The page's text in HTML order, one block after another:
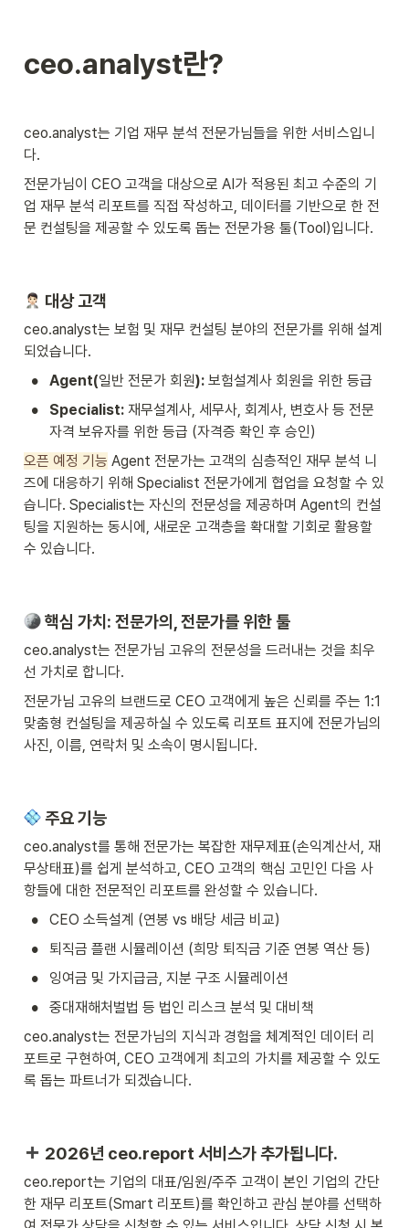
ceo.analyst란?
ceo.analyst는 기업 재무 분석 전문가님들을 위한 서비스입니
다.
전문가님이 CEO 고객을 대상으로 AI가 적용된 최고 수준의 기
업 재무 분석 리포트를 직접 작성하고, 데이터를 기반으로 한 전
문 컨설팅을 제공할 수 있도록 돕는 전문가용 툴(Tool)입니다.
대상 고객
ceo.analyst는 보험 및 재무 컨설팅 분야의 전문가를 위해 설계
되었습니다.
• Agent(일반 전문가 회원): 보험설계사 회원을 위한 등급
• Specialist: 재무설계사, 세무사, 회계사, 변호사 등 전문
자격 보유자를 위한 등급 (자격증 확인 후 승인)
오픈 예정 기능 Agent 전문가는 고객의 심층적인 재무 분석 니
즈에 대응하기 위해 Specialist 전문가에게 협업을 요청할 수 있
습니다. Specialist는 자신의 전문성을 제공하며 Agent의 컨설
팅을 지원하는 동시에, 새로운 고객층을 확대할 기회로 활용할
수 있습니다.
핵심 가치: 전문가의, 전문가를 위한 툴
ceo.analyst는 전문가님 고유의 전문성을 드러내는 것을 최우
선 가치로 합니다.
전문가님 고유의 브랜드로 CEO 고객에게 높은 신뢰를 주는 1:1
맞춤형 컨설팅을 제공하실 수 있도록 리포트 표지에 전문가님의
사진, 이름, 연락처 및 소속이 명시됩니다.
주요 기능
ceo.analyst를 통해 전문가는 복잡한 재무제표(손익계산서, 재
무상태표)를 쉽게 분석하고, CEO 고객의 핵심 고민인 다음 사
항들에 대한 전문적인 리포트를 완성할 수 있습니다.
• CEO 소득설계 (연봉 vs 배당 세금 비교)
• 퇴직금 플랜 시뮬레이션 (희망 퇴직금 기준 연봉 역산 등)
• 잉여금 및 가지급금, 지분 구조 시뮬레이션
•
중대재해처벌법 등 법인 리스크 분석 및 대비책
ceo.analyst는 전문가님의 지식과 경험을 체계적인 데이터 리
포트로 구현하여, CEO 고객에게 최고의 가치를 제공할 수 있도
록 돕는 파트너가 되겠습니다.
2026년 ceo.report 서비스가 추가됩니다.
ceo.report는 기업의 대표/임원/주주 고객이 본인 기업의 간단
한 재무 리포트(Smart 리포트)를 확인하고 관심 분야를 선택하